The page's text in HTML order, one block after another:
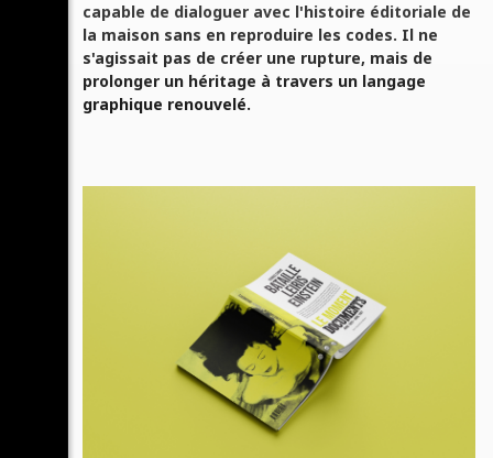
copier lien
capable de dialoguer avec l'histoire éditoriale de
la maison sans en reproduire les codes. Il ne
s'agissait pas de créer une rupture, mais de
prolonger un héritage à travers un langage
graphique renouvelé.